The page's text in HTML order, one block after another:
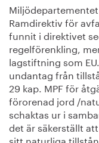
Ramdirektiv för
funnit i direktivet
regelförenkling,
lagstiftning som
undantag från
29 kap. MPF för
förorenad jord /
schaktas ur i
det är säkerställt
sitt naturliga